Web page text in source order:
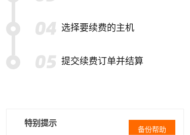
选择要续费的主机
提交续费订单并结算
特别提示
备份帮助